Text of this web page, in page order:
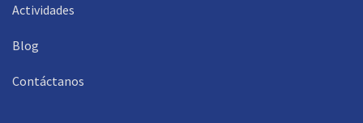
Actividades
Blog
Contáctanos